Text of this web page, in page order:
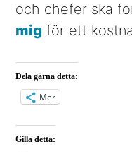
och chefer ska
mig för ett
Dela gärna detta:
Mer
Gilla detta: